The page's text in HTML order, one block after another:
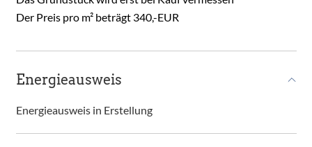
Der Preis pro m² beträgt 340,-EUR
Energieausweis
Energieausweis in Erstellung